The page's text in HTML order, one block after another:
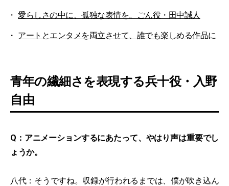
愛らしさの中に、孤独な表情を。ごん役・田中誠人
アートとエンタメを両立させて、誰でも楽しめる作品に
青年の繊細さを表現する兵十役・入野
自由
Q：アニメーションするにあたって、やはり声は重要でし
ょうか。
八代：そうですね。収録が行われるまでは、僕が吹き込ん